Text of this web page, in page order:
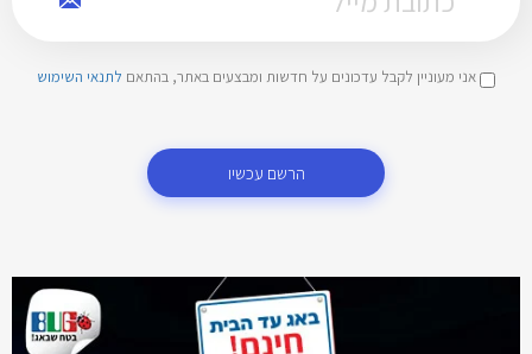
אני מעוניין לקבל עדכונים על חדשות ומבצעים באתר, בהתאם לתנאי השימוש
הרשם עכשיו